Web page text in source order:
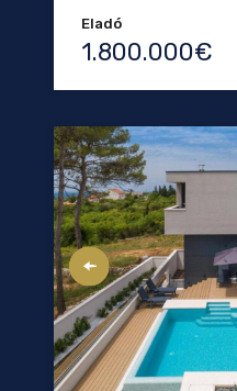
Eladó
1.800.000€